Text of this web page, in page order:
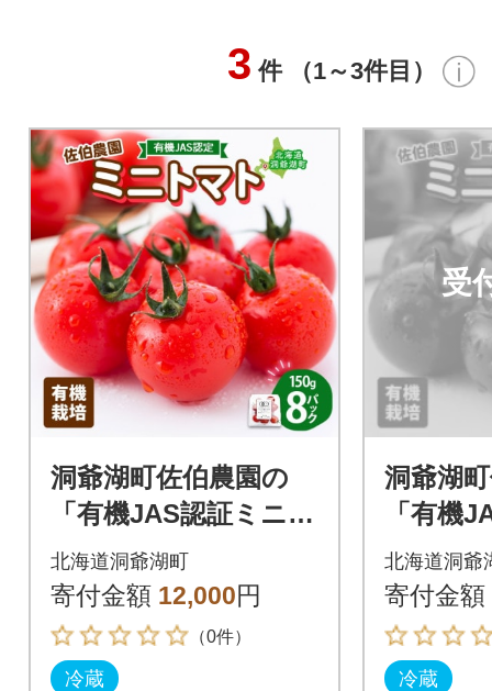
3 件 （1～3件目）
洞爺湖町佐伯農園の
「有機JAS認証ミニト
マト 150g×8P」【202
6年7月中旬より発送】
北海道洞爺湖町
寄付金額 12,000円
（0件）
冷蔵
受
洞爺湖
「有機
マト
5年7月
北海道洞爺
寄付金額
冷蔵